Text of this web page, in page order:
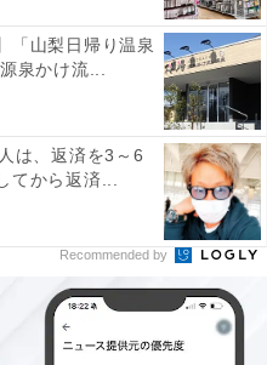
「山梨日帰り温泉
泉かけ流...
は、返済を3～6
てから返済...
Recommended by